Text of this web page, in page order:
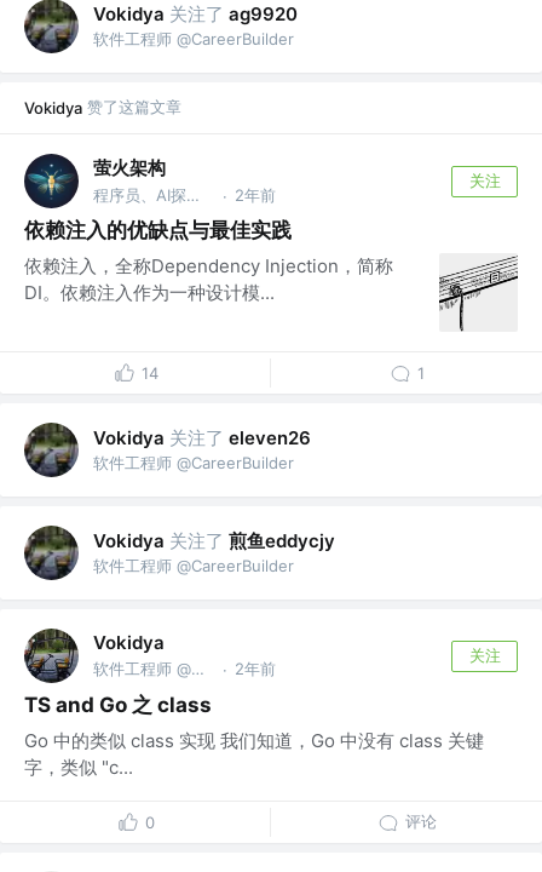
Vokidya 关注了 ag9920
软件工程师 @CareerBuilder
Vokidya 赞了这篇文章
萤火架构
程序员、AI探索者 · 2年前
关注
依赖注入的优缺点与最佳实践
依赖注入，全称Dependency Injection，简称
DI。依赖注入作为一种设计模...
14 1
Vokidya 关注了 eleven26
软件工程师 @CareerBuilder
Vokidya 关注了 煎鱼eddycjy
软件工程师 @CareerBuilder
Vokidya
软件工程师 @CareerBuilder · 2年前
关注
TS and Go 之 class
Go 中的类似 class 实现 我们知道，Go 中没有 class 关键
字，类似 "c...
0 评论